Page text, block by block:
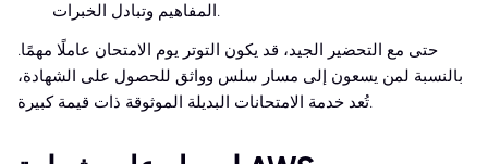
المفاهيم وتبادل الخبرات.
حتى مع التحضير الجيد، قد يكون التوتر يوم الامتحان عاملًا مهمًا.
بالنسبة لمن يسعون إلى مسار سلس وواثق للحصول على الشهادة،
تُعد خدمة الامتحانات البديلة الموثوقة ذات قيمة كبيرة.